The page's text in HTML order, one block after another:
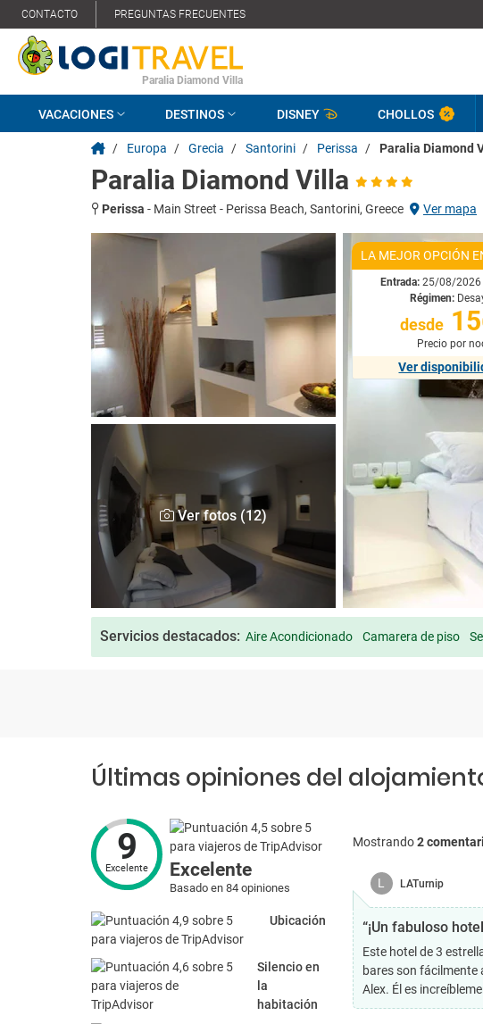
CONTACTO PREGUNTAS FRECUENTES
Paralia Diamond Villa
VACACIONES DESTINOS DISNEY CHOLLOS
/ Europa / Grecia / Santorini / Perissa / Paralia Diamond
Paralia Diamond Villa
Perissa - Main Street - Perissa Beach, Santorini, Greece Ver mapa
Ver fotos (12)
LA MEJOR OPCIÓN
Entrada: 25/08/2026
Régimen:
desde
Precio por
Ver
Servicios destacados: Aire Acondicionado Camarera de piso
Últimas opiniones del
9
Excelente Excelente
Basado en 84 opiniones
Ubicación
Silencio en
la
habitación
Mostrando2
L LATurnip
“¡Un fabuloso
Este hotel de 3
bares son fácilmente
Alex. Él es